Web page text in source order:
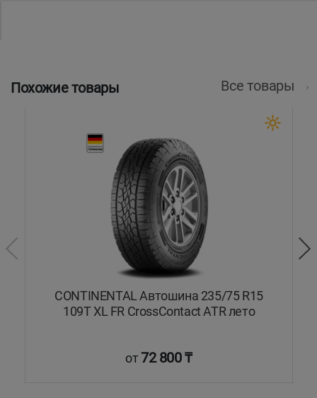
Похожие товары Все товары
CONTINENTAL Автошина 235/75 R15
109T XL FR CrossContact ATR лето
от72 800 ₸